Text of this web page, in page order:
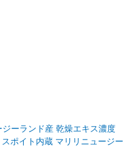
ーランド産 乾燥エキス濃度
ポイト内蔵 マリリニュージー